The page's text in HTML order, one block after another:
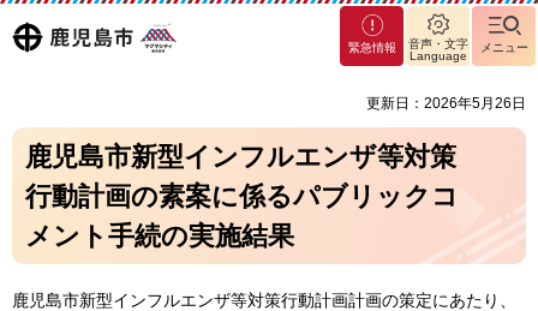
鹿児島
マグ
マシ
島市
緊急情報
音声・文字
Language
メニュー
更新日：2026年5月26日
鹿児島市新型インフルエンザ等対策
行動計画の素案に係るパブリックコ
メント手続の実施結果
鹿児島市新型インフルエンザ等対策行動計画計画の策定にあたり、